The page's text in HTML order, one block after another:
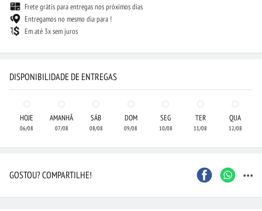
Frete grátis para entregas nos próximos dias
Entregamos no mesmo dia para !
Em até 3x sem juros
DISPONIBILIDADE DE ENTREGAS
HOJE
06/08
AMANHÃ
07/08
SÁB
08/08
DOM
09/08
SEG
10/08
TER
11/08
QUA
12/08
GOSTOU? COMPARTILHE! ...